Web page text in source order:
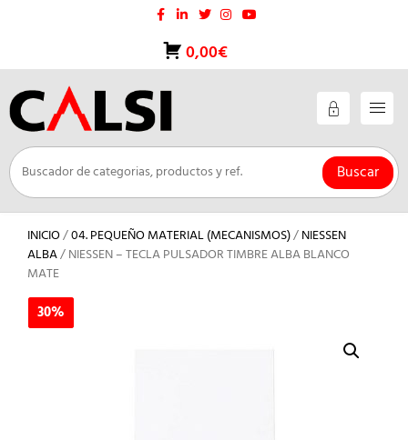
0,00€
Buscar
INICIO/04. PEQUEÑO MATERIAL (MECANISMOS)/NIESSEN
ALBA/ NIESSEN – TECLA PULSADOR TIMBRE ALBA BLANCO
MATE
30%
30%